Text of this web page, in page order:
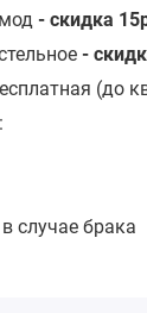
- скидка
-
(до
случае брака